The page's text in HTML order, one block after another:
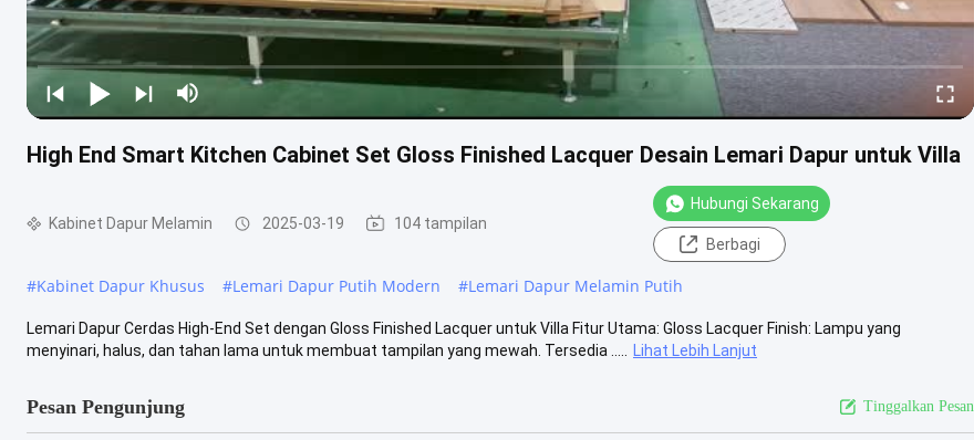
High End Smart Kitchen Cabinet Set Gloss Finished Lacquer Desain Lemari Dapur untuk Villa
Kabinet Dapur Melamin 2025-03-19 104 tampilan
Hubungi Sekarang
Berbagi
#Kabinet Dapur Khusus #Lemari Dapur Putih Modern #Lemari Dapur Melamin Putih
Lemari Dapur Cerdas High-End Set dengan Gloss Finished Lacquer untuk Villa Fitur Utama: Gloss Lacquer Finish: Lampu yang
menyinari, halus, dan tahan lama untuk membuat tampilan yang mewah. Tersedia .....
Lihat Lebih Lanjut
Pesan Pengunjung Tinggalkan Pesan